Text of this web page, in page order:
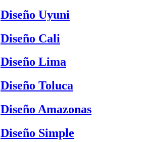
Diseño Uyuni
Diseño Cali
Diseño Lima
Diseño Toluca
Diseño Amazonas
Diseño Simple